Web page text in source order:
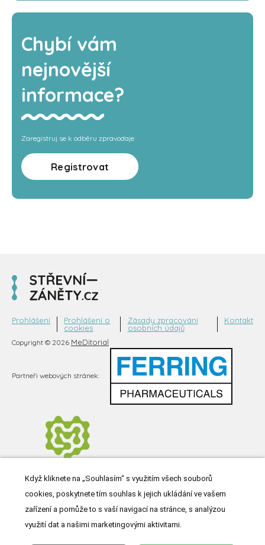
Chybí vám
nejnovější
informace?
Zaregistruj se k odběru zpravodaje
Registrovat
Copyright © 2026 MeDitorial
Prohlášení
Prohlášení o
cookies
Zásady zpracování
osobních údajů
Kontakt
Partneři webových stránek:
Když kliknete na „Souhlasím“ s využitím všech souborů
cookies, poskytnete tím souhlas k jejich ukládání ve vašem
zařízení a pomůže to s vaší navigací na stránce, s analýzou
využití dat a našimi marketingovými aktivitami.